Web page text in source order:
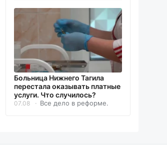
Больница Нижнего Тагила
перестала оказывать платные
услуги. Что случилось?
07.08 Все дело в реформе.